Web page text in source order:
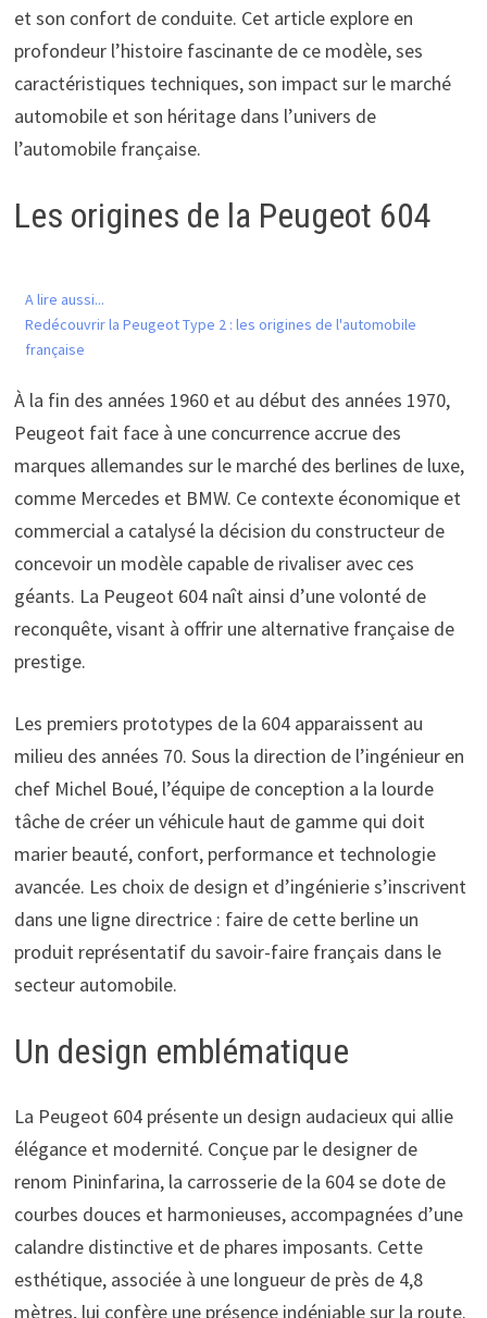
et son confort de conduite. Cet article explore en
profondeur l’histoire fascinante de ce modèle, ses
caractéristiques techniques, son impact sur le marché
automobile et son héritage dans l’univers de
l’automobile française.
Les origines de la Peugeot 604
A lire aussi...
Redécouvrir la Peugeot Type 2 : les origines de l'automobile
française
À la fin des années 1960 et au début des années 1970,
Peugeot fait face à une concurrence accrue des
marques allemandes sur le marché des berlines de luxe,
comme Mercedes et BMW. Ce contexte économique et
commercial a catalysé la décision du constructeur de
concevoir un modèle capable de rivaliser avec ces
géants. La Peugeot 604 naît ainsi d’une volonté de
reconquête, visant à offrir une alternative française de
prestige.
Les premiers prototypes de la 604 apparaissent au
milieu des années 70. Sous la direction de l’ingénieur en
chef Michel Boué, l’équipe de conception a la lourde
tâche de créer un véhicule haut de gamme qui doit
marier beauté, confort, performance et technologie
avancée. Les choix de design et d’ingénierie s’inscrivent
dans une ligne directrice : faire de cette berline un
produit représentatif du savoir-faire français dans le
secteur automobile.
Un design emblématique
La Peugeot 604 présente un design audacieux qui allie
élégance et modernité. Conçue par le designer de
renom Pininfarina, la carrosserie de la 604 se dote de
courbes douces et harmonieuses, accompagnées d’une
calandre distinctive et de phares imposants. Cette
esthétique, associée à une longueur de près de 4,8
mètres, lui confère une présence indéniable sur la route.